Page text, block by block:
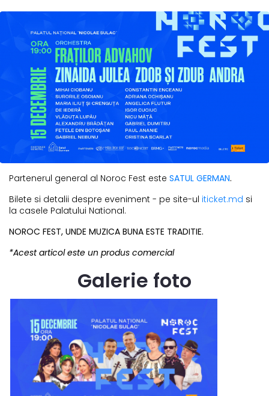
Partenerul general al Noroc Fest este SATUL GERMAN.
Bilete si detalii despre eveniment - pe site-ul iticket.md si
la casele Palatului National.
NOROC FEST, UNDE MUZICA BUNA ESTE TRADITIE.
*Acest articol este un produs comercial
Galerie foto